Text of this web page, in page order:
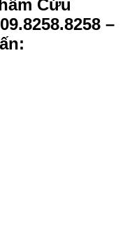
Cứu
–